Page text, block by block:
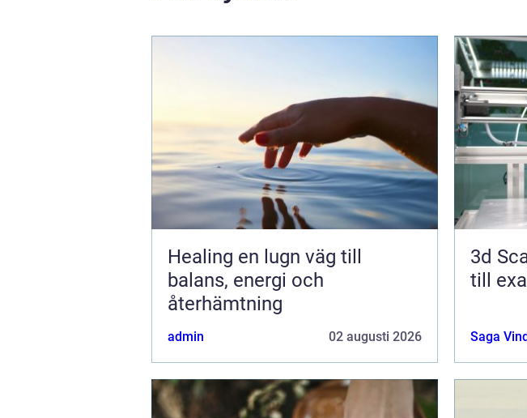
Healing en lugn väg till
balans, energi och
återhämtning
admin 02 augusti 2026
3d Scanning
till
Saga